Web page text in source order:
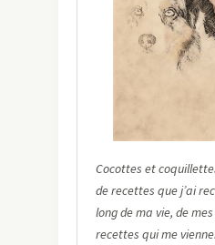
Cocottes et
de recettes que j’ai
long de ma vie, de
recettes qui me